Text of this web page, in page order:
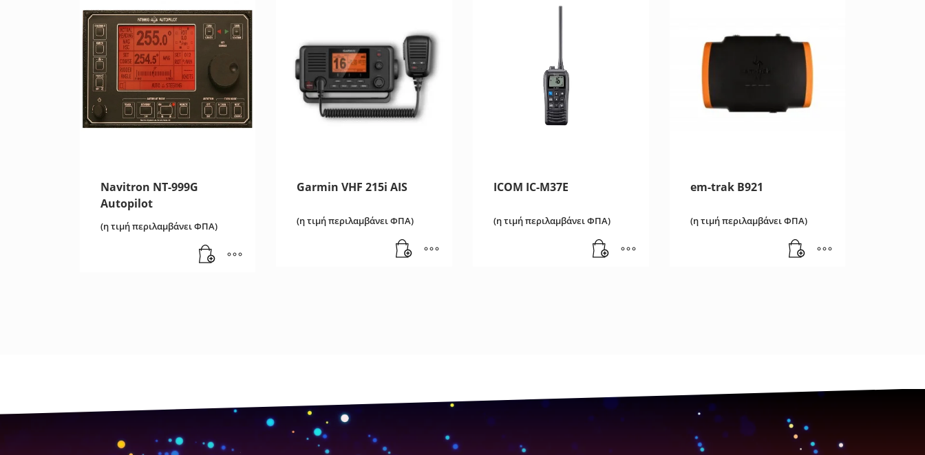
Navitron NT-999G
Autopilot
(η τιμή περιλαμβάνει ΦΠΑ)
Garmin VHF 215i AIS
(η τιμή περιλαμβάνει ΦΠΑ)
ICOM IC-M37E
(η τιμή περιλαμβάνει ΦΠΑ)
em-trak B921
(η τιμή περιλαμβάνει ΦΠΑ)